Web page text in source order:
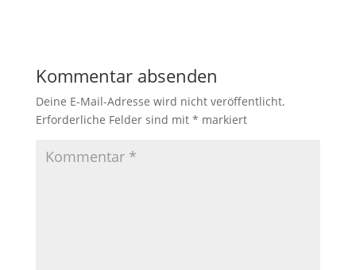
Kommentar absenden
Deine E-Mail-Adresse wird nicht veröffentlicht.
Erforderliche Felder sind mit * markiert